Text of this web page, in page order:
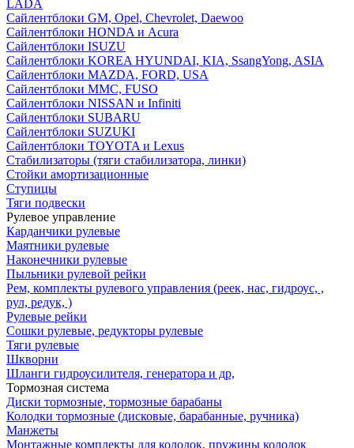
LADA
Сайлентблоки GM, Opel, Chevrolet, Daewoo
Сайлентблоки HONDA и Acura
Сайлентблоки ISUZU
Сайлентблоки KOREA HYUNDAI, KIA, SsangYong, ASIA
Сайлентблоки MAZDA, FORD, USA
Сайлентблоки MMC, FUSO
Сайлентблоки NISSAN и Infiniti
Сайлентблоки SUBARU
Сайлентблоки SUZUKI
Сайлентблоки TOYOTA и Lexus
Стабилизаторы (тяги стабилизатора, линки)
Стойки амортизационные
Ступицы
Тяги подвески
Рулевое управление
Карданчики рулевые
Маятники рулевые
Наконечники рулевые
Пыльники рулевой рейки
Рем, комплекты рулевого управления (реек, нас, гидроус, ,
рул, редук, )
Рулевые рейки
Сошки рулевые, редукторы рулевые
Тяги рулевые
Шкворни
Шланги гидроусилителя, генератора и др,
Тормозная система
Диски тормозные, тормозные барабаны
Колодки тормозные (дисковые, барабанные, ручника)
Манжеты
Монтажные комплекты для колодок, пружины колодок